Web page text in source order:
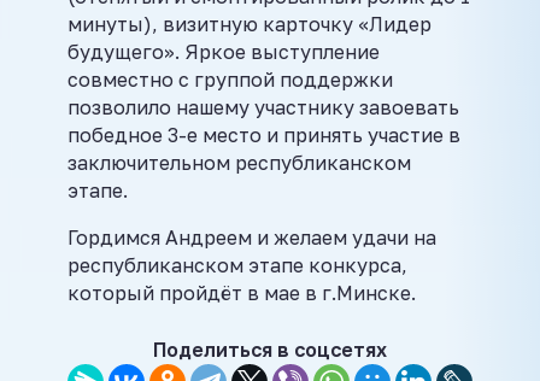
минуты), визитную карточку «Лидер
будущего». Яркое выступление
совместно с группой поддержки
позволило нашему участнику завоевать
победное 3-е место и принять участие в
заключительном республиканском
этапе.
Гордимся Андреем и желаем удачи на
республиканском этапе конкурса,
который пройдёт в мае в г.Минске.
Поделиться в соцсетях